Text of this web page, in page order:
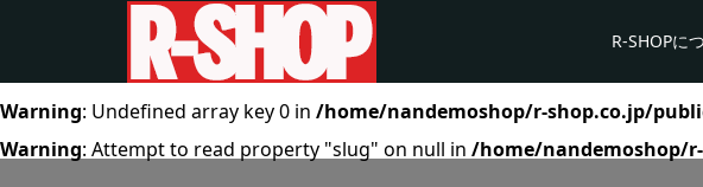
R-SHOPに
Warning: Undefined array key 0 in /home/nandemoshop/r-shop.co.jp/
Warning: Attempt to read property "slug" on null in /home/nandemoshop/